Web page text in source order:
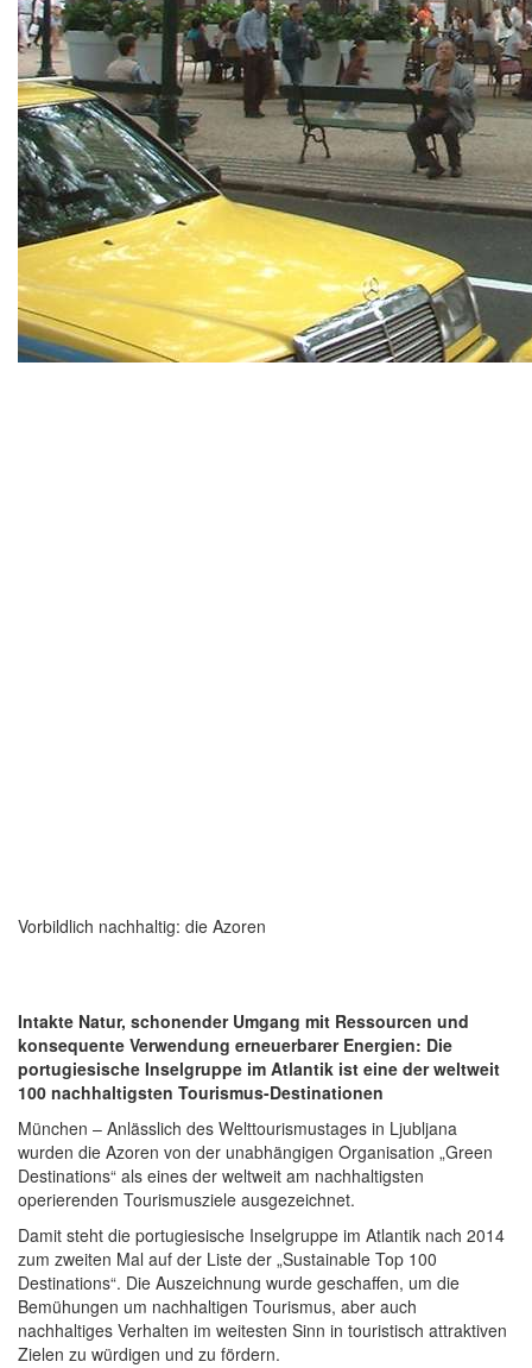
Vorbildlich nachhaltig: die Azoren
Intakte Natur, schonender Umgang mit Ressourcen und
konsequente Verwendung erneuerbarer Energien: Die
portugiesische Inselgruppe im Atlantik ist eine der weltweit
100 nachhaltigsten Tourismus-Destinationen
München – Anlässlich des Welttourismustages in Ljubljana
wurden die Azoren von der unabhängigen Organisation „Green
Destinations“ als eines der weltweit am nachhaltigsten
operierenden Tourismusziele ausgezeichnet.
Damit steht die portugiesische Inselgruppe im Atlantik nach 2014
zum zweiten Mal auf der Liste der „Sustainable Top 100
Destinations“. Die Auszeichnung wurde geschaffen, um die
Bemühungen um nachhaltigen Tourismus, aber auch
nachhaltiges Verhalten im weitesten Sinn in touristisch attraktiven
Zielen zu würdigen und zu fördern.